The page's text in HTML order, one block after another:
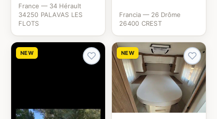
France — 34 Hérault
34250 PALAVAS LES
FLOTS
Francia — 26 Drôme
26400 CREST
NEW NEW